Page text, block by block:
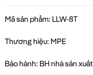
Mã sản phẩm: LLW-8T
Thương hiệu: MPE
Bảo hành: BH nhà sản xuất